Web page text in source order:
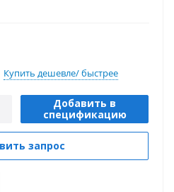
Купить дешевле/ быстрее
Добавить в
спецификацию
запрос